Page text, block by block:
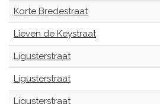
Korte Bredestraat
Lieven de Keystraat
Ligusterstraat
Ligusterstraat
Ligusterstraat